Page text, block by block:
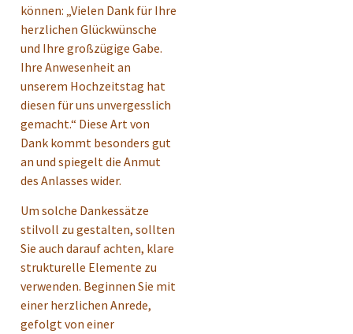
können: „Vielen Dank für Ihre
herzlichen Glückwünsche
und Ihre großzügige Gabe.
Ihre Anwesenheit an
unserem Hochzeitstag hat
diesen für uns unvergesslich
gemacht.“ Diese Art von
Dank kommt besonders gut
an und spiegelt die Anmut
des Anlasses wider.
Um solche Dankessätze
stilvoll zu gestalten, sollten
Sie auch darauf achten, klare
strukturelle Elemente zu
verwenden. Beginnen Sie mit
einer herzlichen Anrede,
gefolgt von einer